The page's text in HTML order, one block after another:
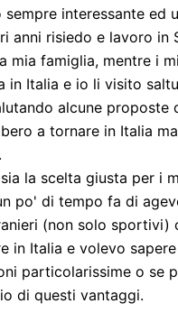
interessante ed
anni risiedo e lavoro in
mia famiglia, mentre i
in Italia e io li visito
alcune proposte
a tornare in Italia
la scelta giusta per i
po' di tempo fa di
(non solo sportivi)
in Italia e volevo
particolarissime o se
di questi vantaggi.